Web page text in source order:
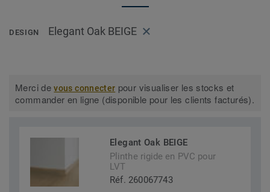
DESIGN Elegant Oak BEIGE
Merci devous connecter pour visualiser les stocks et
commander en ligne (disponible pour les clients facturés).
Elegant Oak BEIGE
Plinthe rigide en PVC pour
LVT
Réf. 260067743